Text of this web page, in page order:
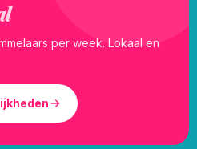
per week. Lokaal en